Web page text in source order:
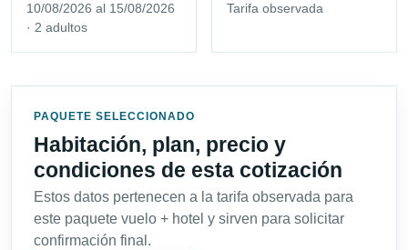
10/08/2026 al 15/08/2026
· 2 adultos
Tarifa observada
PAQUETE SELECCIONADO
Habitación, plan, precio y
condiciones de esta cotización
Estos datos pertenecen a la tarifa observada para
este paquete vuelo + hotel y sirven para solicitar
confirmación final.